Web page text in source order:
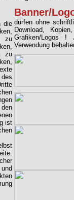
die
zu
zu
ist
Banner/
dürfen ohne
Download,
Grafiken/Logos !
Verwendung